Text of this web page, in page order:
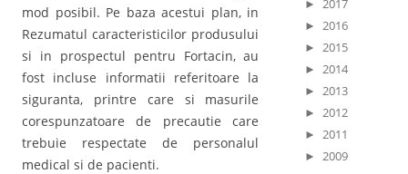
mod posibil. Pe baza acestui plan, in
Rezumatul caracteristicilor produsului
si in prospectul pentru Fortacin, au
fost incluse informatii referitoare la
siguranta, printre care si masurile
corespunzatoare de precautie care
trebuie respectate de personalul
medical si de pacienti.
► 2017
► 2016
► 2015
► 2014
► 2013
► 2012
► 2011
► 2009